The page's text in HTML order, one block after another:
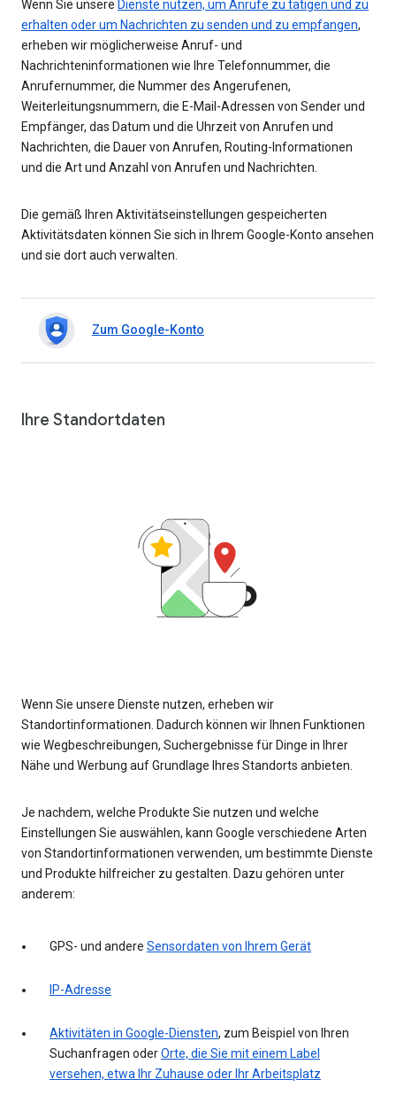
Wenn Sie unsere Dienste nutzen, um Anrufe zu tätigen und zu
erhalten oder um Nachrichten zu senden und zu empfangen,
erheben wir möglicherweise Anruf- und
Nachrichteninformationen wie Ihre Telefonnummer, die
Anrufernummer, die Nummer des Angerufenen,
Weiterleitungsnummern, die E-Mail-Adressen von Sender und
Empfänger, das Datum und die Uhrzeit von Anrufen und
Nachrichten, die Dauer von Anrufen, Routing-Informationen
und die Art und Anzahl von Anrufen und Nachrichten.
Die gemäß Ihren Aktivitätseinstellungen gespeicherten
Aktivitätsdaten können Sie sich in Ihrem Google-Konto ansehen
und sie dort auch verwalten.
Zum Google-Konto
Ihre Standortdaten
Wenn Sie unsere Dienste nutzen, erheben wir
Standortinformationen. Dadurch können wir Ihnen Funktionen
wie Wegbeschreibungen, Suchergebnisse für Dinge in Ihrer
Nähe und Werbung auf Grundlage Ihres Standorts anbieten.
Je nachdem, welche Produkte Sie nutzen und welche
Einstellungen Sie auswählen, kann Google verschiedene Arten
von Standortinformationen verwenden, um bestimmte Dienste
und Produkte hilfreicher zu gestalten. Dazu gehören unter
anderem:
GPS- und andere Sensordaten von Ihrem Gerät
IP-Adresse
Aktivitäten in Google-Diensten, zum Beispiel von Ihren
Suchanfragen oderOrte, die Sie mit einem Label
versehen, etwa Ihr Zuhause oder Ihr Arbeitsplatz